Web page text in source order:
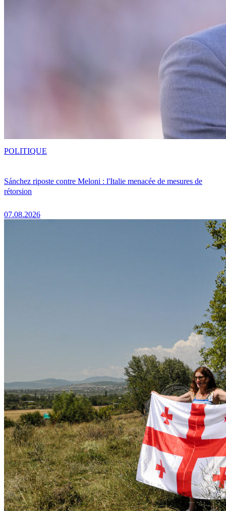
Sánchez riposte contre Meloni : l'Italie menacée de mesures de
rétorsion
07.08.2026
POLITIQUE